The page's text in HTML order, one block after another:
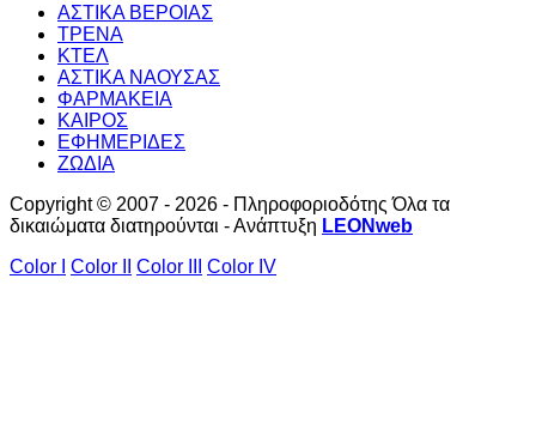
ΑΣΤΙΚΑ ΒΕΡΟΙΑΣ
ΤΡΕΝΑ
ΚΤΕΛ
ΑΣΤΙΚΑ ΝΑΟΥΣΑΣ
ΦΑΡΜΑΚΕΙΑ
ΚΑΙΡΟΣ
ΕΦΗΜΕΡΙΔΕΣ
ΖΩΔΙΑ
Copyright © 2007 - 2026 - Πληροφοριοδότης Όλα τα
δικαιώματα διατηρούνται - Ανάπτυξη LEONweb
Color I
Color II Color III Color IV